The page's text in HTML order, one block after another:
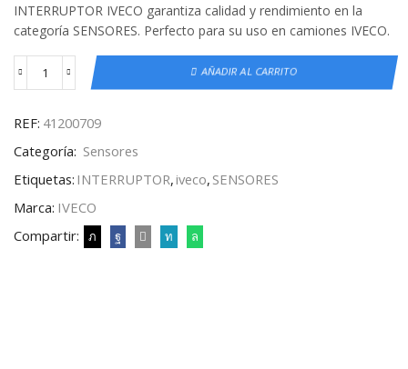
INTERRUPTOR IVECO garantiza calidad y rendimiento en la
categoría SENSORES. Perfecto para su uso en camiones IVECO.
AÑADIR AL CARRITO
REF: 41200709
Categoría: Sensores
Etiquetas: INTERRUPTOR,iveco, SENSORES
Marca: IVECO
Compartir: